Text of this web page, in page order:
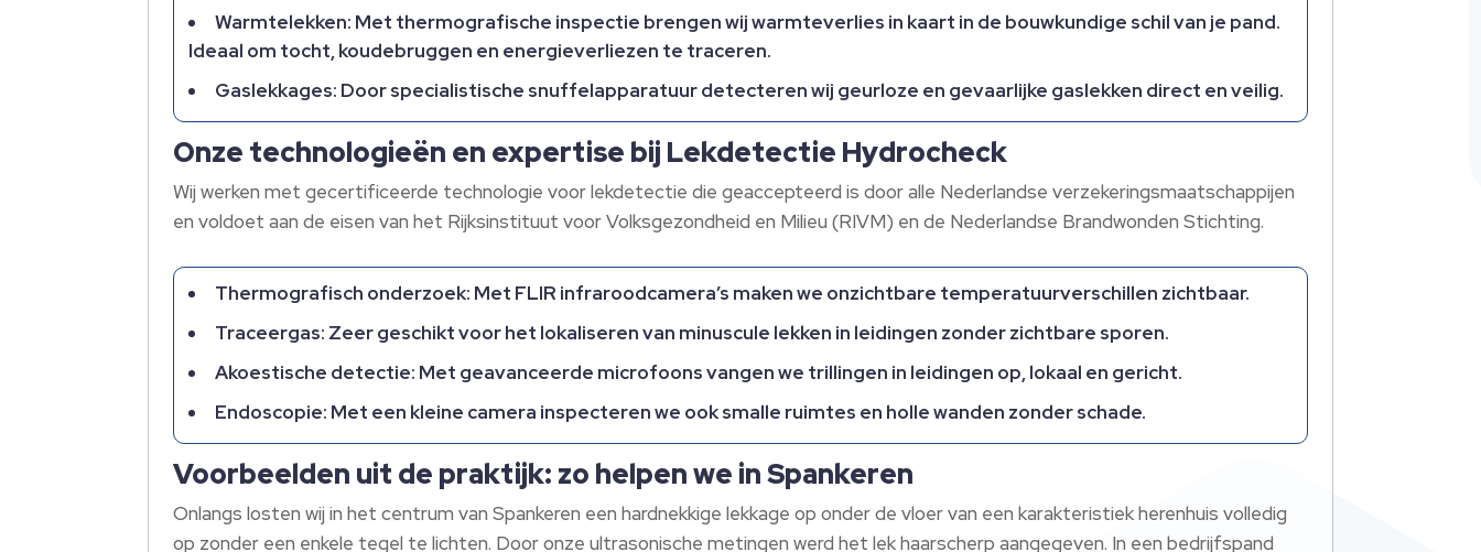
Warmtelekken: Met thermografische inspectie brengen wij warmteverlies in kaart in de bouwkundige schil van je pand.
Ideaal om tocht, koudebruggen en energieverliezen te traceren.
Gaslekkages: Door specialistische snuffelapparatuur detecteren wij geurloze en gevaarlijke gaslekken direct en veilig.
Onze technologieën en expertise bij Lekdetectie Hydrocheck
Wij werken met gecertificeerde technologie voor lekdetectie die geaccepteerd is door alle Nederlandse verzekeringsmaatschappijen
en voldoet aan de eisen van het Rijksinstituut voor Volksgezondheid en Milieu (RIVM) en de Nederlandse Brandwonden Stichting.
Thermografisch onderzoek: Met FLIR infraroodcamera’s maken we onzichtbare temperatuurverschillen zichtbaar.
Traceergas: Zeer geschikt voor het lokaliseren van minuscule lekken in leidingen zonder zichtbare sporen.
Akoestische detectie: Met geavanceerde microfoons vangen we trillingen in leidingen op, lokaal en gericht.
Endoscopie: Met een kleine camera inspecteren we ook smalle ruimtes en holle wanden zonder schade.
Voorbeelden uit de praktijk: zo helpen we in Spankeren
Onlangs losten wij in het centrum van Spankeren een hardnekkige lekkage op onder de vloer van een karakteristiek herenhuis volledig
op zonder een enkele tegel te lichten. Door onze ultrasonische metingen werd het lek haarscherp aangegeven. In een bedrijfspand